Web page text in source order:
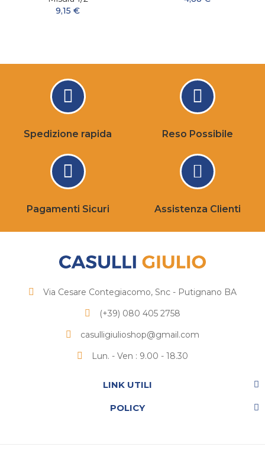
9,15 €
Spedizione rapida Reso Possibile
Pagamenti Sicuri Assistenza Clienti
Via Cesare Contegiacomo, Snc - Putignano BA
(+39) 080 405 2758
casulligiulioshop@gmail.com
Lun. - Ven : 9.00 - 18.30
LINK UTILI
POLICY